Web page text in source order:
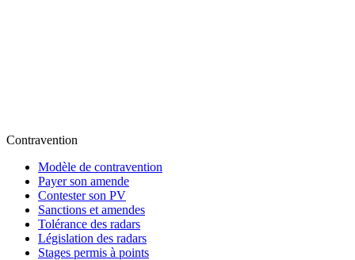
Contravention
Modèle de contravention
Payer son amende
Contester son PV
Sanctions et amendes
Tolérance des radars
Législation des radars
Stages permis à points